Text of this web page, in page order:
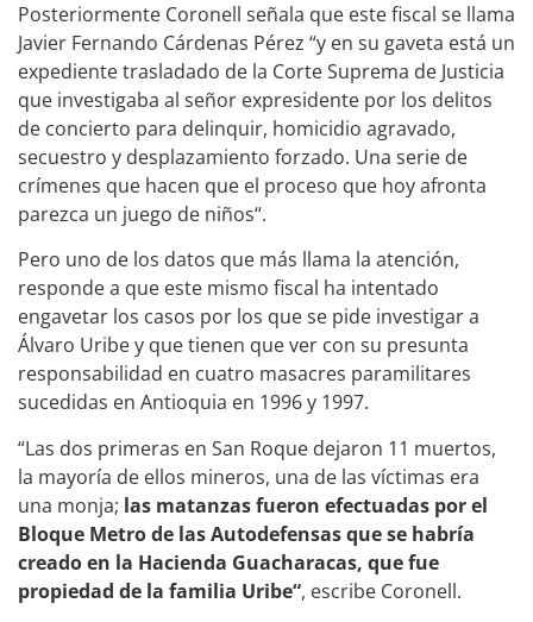
Posteriormente Coronell señala que este fiscal se llama
Javier Fernando Cárdenas Pérez “y en su gaveta está un
expediente trasladado de la Corte Suprema de Justicia
que investigaba al señor expresidente por los delitos
de concierto para delinquir, homicidio agravado,
secuestro y desplazamiento forzado. Una serie de
crímenes que hacen que el proceso que hoy afronta
parezca un juego de niños“.
Pero uno de los datos que más llama la atención,
responde a que este mismo fiscal ha intentado
engavetar los casos por los que se pide investigar a
Álvaro Uribe y que tienen que ver con su presunta
responsabilidad en cuatro masacres paramilitares
sucedidas en Antioquia en 1996 y 1997.
“Las dos primeras en San Roque dejaron 11 muertos,
la mayoría de ellos mineros, una de las víctimas era
una monja; las matanzas fueron efectuadas por el
Bloque Metro de las Autodefensas que se habría
creado en la Hacienda Guacharacas, que fue
propiedad de la familia Uribe“, escribe Coronell.